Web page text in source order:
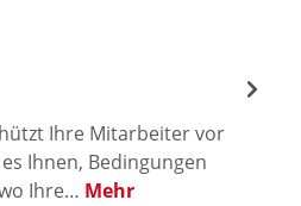
Ihre Mitarbeiter vor
Ihnen, Bedingungen
Ihre… Mehr